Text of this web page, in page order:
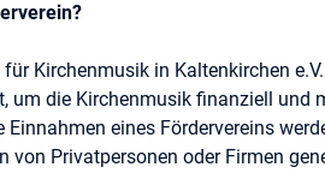
für Kirchenmusik in Kaltenkirchen
um die Kirchenmusik finanziell und
Einnahmen eines Fördervereins
von Privatpersonen oder Firmen